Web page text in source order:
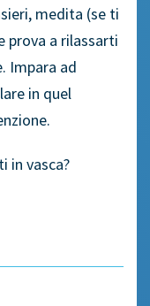
medita (se ti
prova a rilassarti
Impara ad
in quel
in vasca?